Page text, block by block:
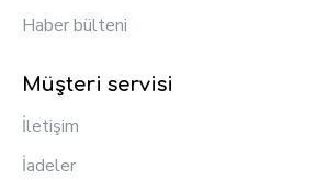
Haber bülteni
Müşteri servisi
İletişim
İadeler